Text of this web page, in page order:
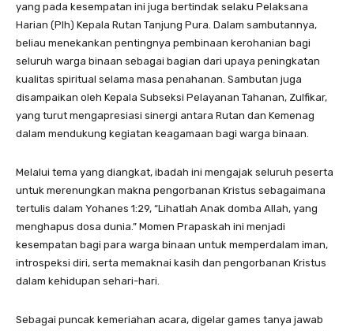
yang pada kesempatan ini juga bertindak selaku Pelaksana
Harian (Plh) Kepala Rutan Tanjung Pura. Dalam sambutannya,
beliau menekankan pentingnya pembinaan kerohanian bagi
seluruh warga binaan sebagai bagian dari upaya peningkatan
kualitas spiritual selama masa penahanan. Sambutan juga
disampaikan oleh Kepala Subseksi Pelayanan Tahanan, Zulfikar,
yang turut mengapresiasi sinergi antara Rutan dan Kemenag
dalam mendukung kegiatan keagamaan bagi warga binaan.
Melalui tema yang diangkat, ibadah ini mengajak seluruh peserta
untuk merenungkan makna pengorbanan Kristus sebagaimana
tertulis dalam Yohanes 1:29, “Lihatlah Anak domba Allah, yang
menghapus dosa dunia.” Momen Prapaskah ini menjadi
kesempatan bagi para warga binaan untuk memperdalam iman,
introspeksi diri, serta memaknai kasih dan pengorbanan Kristus
dalam kehidupan sehari-hari.
Sebagai puncak kemeriahan acara, digelar games tanya jawab